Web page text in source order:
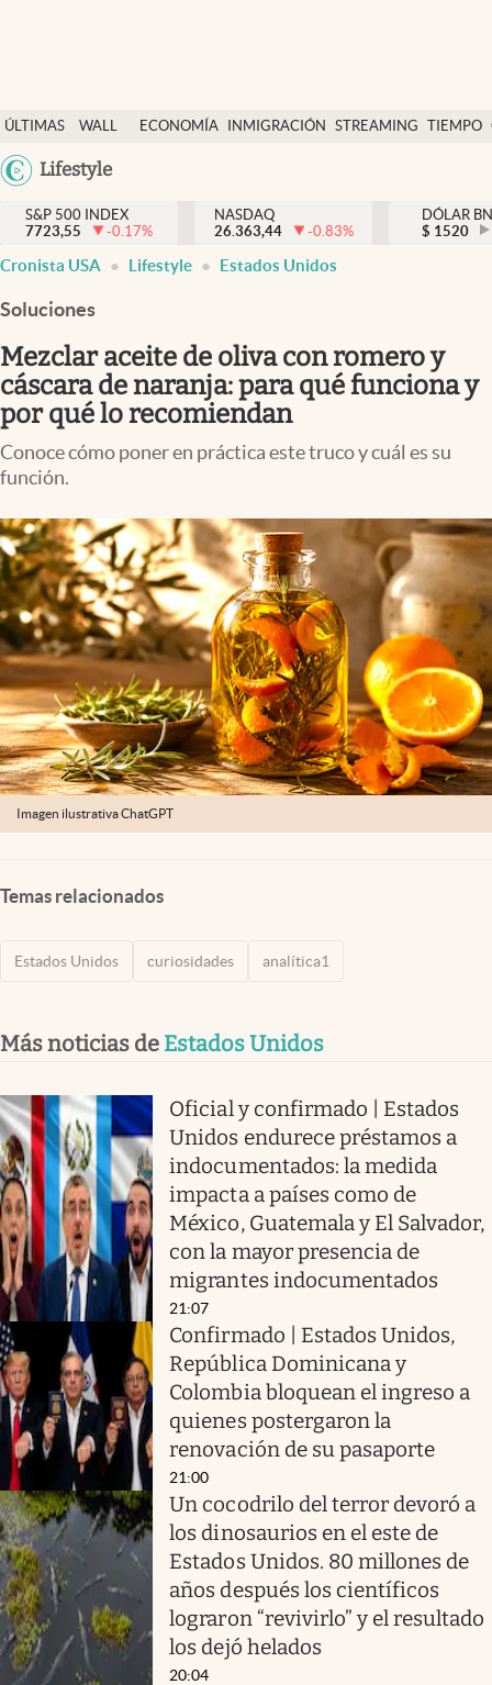
ÚLTIMAS
NOTICIAS
WALL
Y
DÓLAR
ECONOMÍA INMIGRACIÓN STREAMING TIEMPO
México
Lifestyle
Finanzas y economía
Wall Street y dólar
Inmigración
Espiritual
Streaming
PC y mobile
USA
S&P 500 INDEX
7723,55
-0.17%
NASDAQ
26.363,44
-0.83%
DÓLAR
$ 1520
Cronista USA Lifestyle Estados Unidos
Soluciones
Mezclar aceite de oliva con romero y
cáscara de naranja: para qué funciona y
por qué lo recomiendan
Conoce cómo poner en práctica este truco y cuál es su
función.
Imagen ilustrativa ChatGPT
Temas relacionados
Estados Unidos curiosidades analítica1
Más noticias de Estados Unidos
Oficial y confirmado | Estados
Unidos endurece préstamos a
indocumentados: la medida
impacta a países como de
México, Guatemala y El Salvador,
con la mayor presencia de
migrantes indocumentados
21:07
Confirmado | Estados Unidos,
República Dominicana y
Colombia bloquean el ingreso a
quienes postergaron la
renovación de su pasaporte
21:00
Un cocodrilo del terror devoró a
los dinosaurios en el este de
Estados Unidos. 80 millones de
años después los científicos
lograron “revivirlo” y el resultado
los dejó helados
20:04